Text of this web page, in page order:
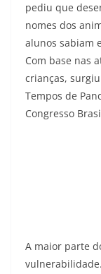
pediu que
nomes dos
alunos sabiam
Com base nas
crianças,
Tempos de
Congresso
A maior parte